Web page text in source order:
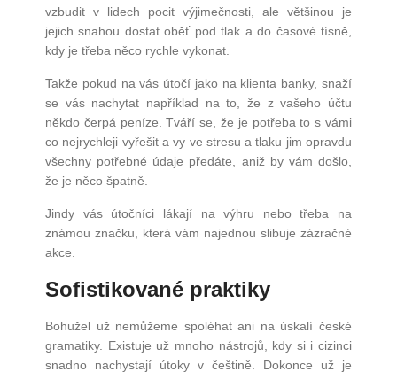
vzbudit v lidech pocit výjimečnosti, ale většinou je
jejich snahou dostat oběť pod tlak a do časové tísně,
kdy je třeba něco rychle vykonat.
Takže pokud na vás útočí jako na klienta banky, snaží
se vás nachytat například na to, že z vašeho účtu
někdo čerpá peníze. Tváří se, že je potřeba to s vámi
co nejrychleji vyřešit a vy ve stresu a tlaku jim opravdu
všechny potřebné údaje předáte, aniž by vám došlo,
že je něco špatně.
Jindy vás útočníci lákají na výhru nebo třeba na
známou značku, která vám najednou slibuje zázračné
akce.
Sofistikované praktiky
Bohužel už nemůžeme spoléhat ani na úskalí české
gramatiky. Existuje už mnoho nástrojů, kdy si i cizinci
snadno nachystají útoky v češtině. Dokonce už je